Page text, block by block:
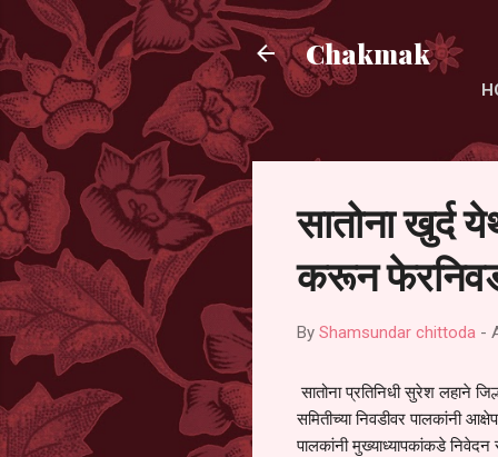
Chakmak
सातोना खुर्द
करून
By Shamsundar chittoda -
सातोना प्रतिनिधी सुरेश लहाने
समितीच्या निवडीवर पालकांनी
पालकांनी मुख्याध्यापकांकडे